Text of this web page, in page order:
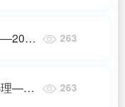
263
理——
263